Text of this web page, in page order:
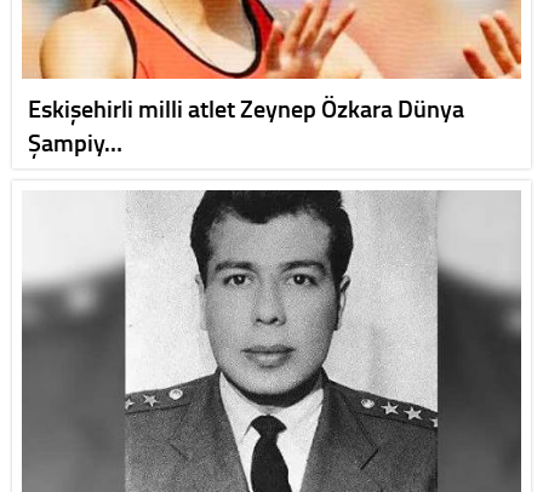
Eskişehirli milli atlet Zeynep Özkara Dünya
Şampiy…